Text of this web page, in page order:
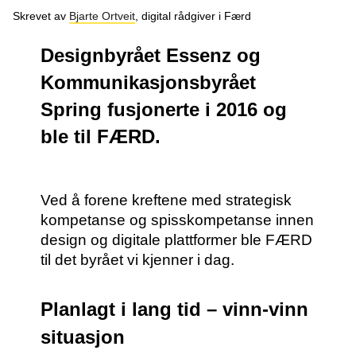
Skrevet av Bjarte Ortveit, digital rådgiver i Færd
Designbyrået Essenz og
Kommunikasjonsbyrået
Spring fusjonerte i 2016 og
ble til FÆRD.
Ved å forene kreftene med strategisk
kompetanse og spisskompetanse innen
design og digitale plattformer ble FÆRD
til det byrået vi kjenner i dag.
Planlagt i lang tid – vinn-vinn
situasjon